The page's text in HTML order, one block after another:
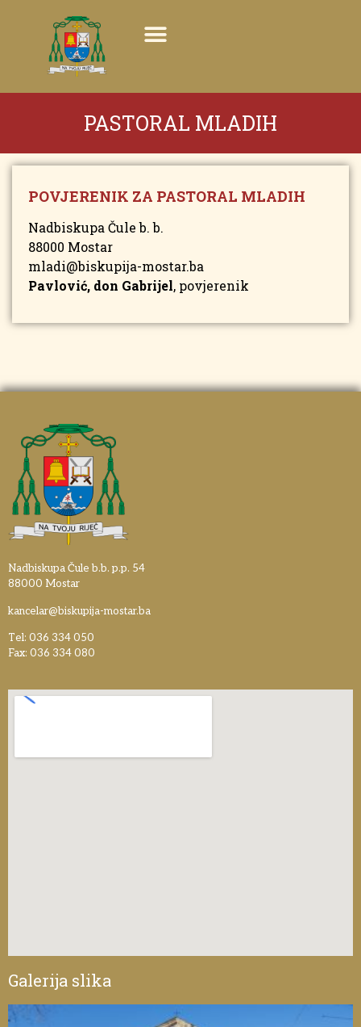
PASTORAL MLADIH
POVJERENIK ZA PASTORAL MLADIH
Nadbiskupa Čule b. b.
88000 Mostar
mladi@biskupija-mostar.ba
Pavlović, don Gabrijel, povjerenik
Nadbiskupa Čule b.b. p.p. 54
88000 Mostar
kancelar@biskupija-mostar.ba
Tel: 036 334 050
Fax: 036 334 080
Galerija slika